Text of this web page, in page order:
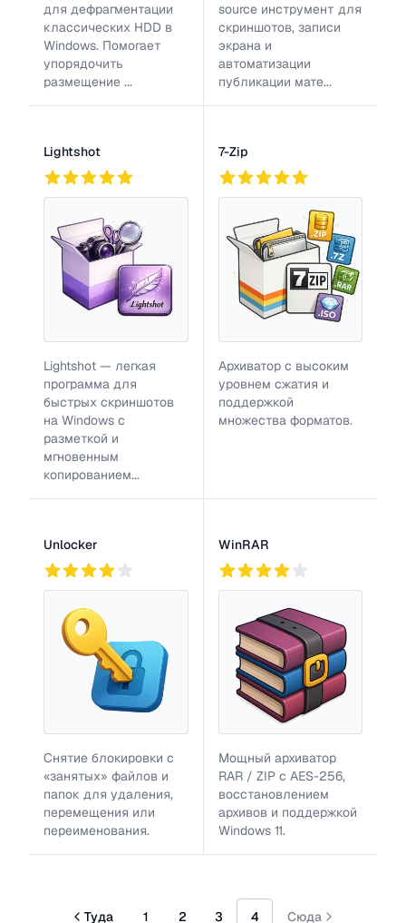
для дефрагментации
классических HDD в
Windows. Помогает
упорядочить
размещение ...
source инструмент для
скриншотов, записи
экрана и
автоматизации
публикации мате...
Lightshot
Lightshot — легкая
программа для
быстрых скриншотов
на Windows с
разметкой и
мгновенным
копированием...
7-Zip
Архиватор с высоким
уровнем сжатия и
поддержкой
множества форматов.
Unlocker
Снятие блокировки с
«занятых» файлов и
папок для удаления,
перемещения или
переименования.
WinRAR
Мощный архиватор
RAR / ZIP с AES-256,
восстановлением
архивов и поддержкой
Windows 11.
Туда 1 2 3 4 Сюда